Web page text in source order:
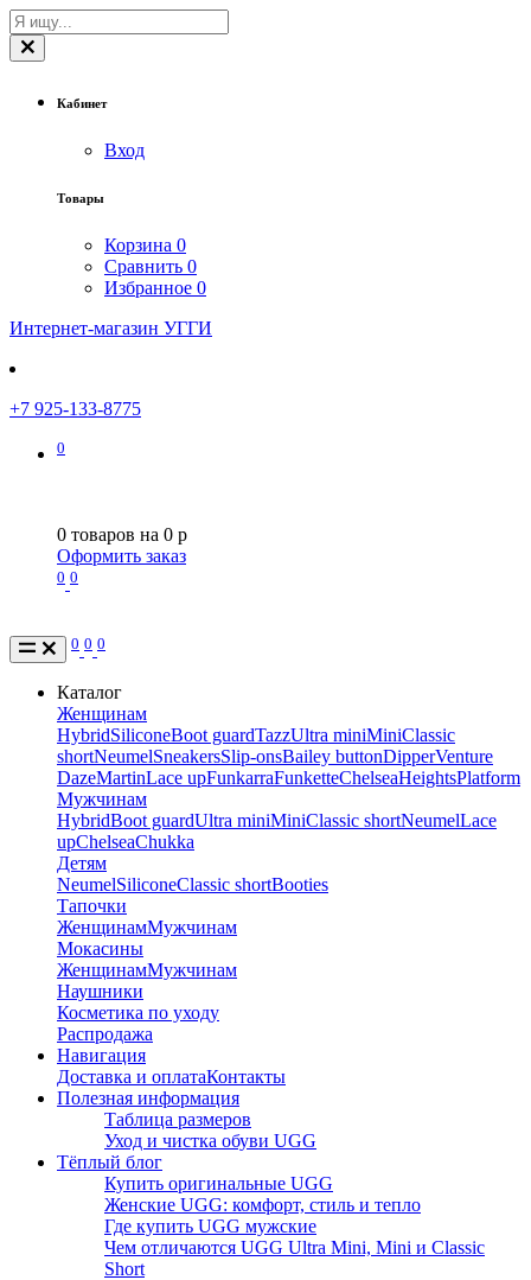
Кабинет
Вход
Товары
Корзина 0
Сравнить 0
Избранное 0
Интернет-магазин УГГИ
+7 925-133-8775
0
0 товаров на 0 p
Оформить заказ
0 0
0 0 0
Каталог
Женщинам
HybridSiliconeBoot guardTazzUltra miniMiniClassic
shortNeumelSneakersSlip-onsBailey buttonDipperVenture
DazeMartinLace upFunkarraFunketteChelseaHeightsPlatform
Мужчинам
HybridBoot guardUltra miniMiniClassic shortNeumelLace
upChelseaChukka
Детям
NeumelSiliconeClassic shortBooties
Тапочки
ЖенщинамМужчинам
Мокасины
ЖенщинамМужчинам
Наушники
Косметика по уходу
Распродажа
Навигация
Доставка и оплатаКонтакты
Полезная информация
Таблица размеров
Уход и чистка обуви UGG
Тёплый блог
Купить оригинальные UGG
Женские UGG: комфорт, стиль и тепло
Где купить UGG мужские
Чем отличаются UGG Ultra Mini, Mini и Classic
Short